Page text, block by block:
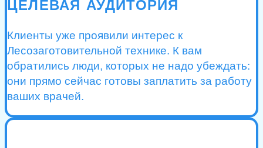
ЦЕЛЕВАЯ АУДИТОРИЯ
Клиенты уже проявили интерес к
Лесозаготовительной технике. К вам
обратились люди, которых не надо убеждать:
они прямо сейчас готовы заплатить за работу
ваших врачей.